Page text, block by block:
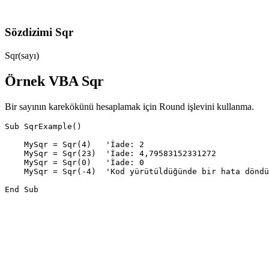
Sözdizimi Sqr
Sqr(sayı)
Örnek VBA Sqr
Bir sayının karekökünü hesaplamak için Round işlevini kullanma.
Sub SqrExample()
    MySqr = Sqr(4)   'İade: 2
    MySqr = Sqr(23)  'İade: 4,79583152331272
    MySqr = Sqr(0)   'İade: 0
MySqr = Sqr(-4)  'Kod yürütüldüğünde bir hata